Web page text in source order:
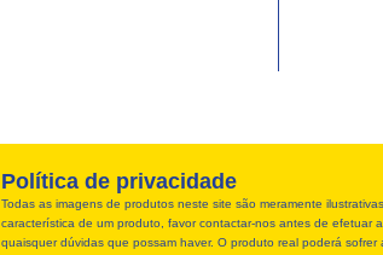
Política de privacidade
Todas as imagens de produtos neste site são meramente
característica de um produto, favor contactar-nos antes de efetuar
quaisquer dúvidas que possam haver. O produto real poderá